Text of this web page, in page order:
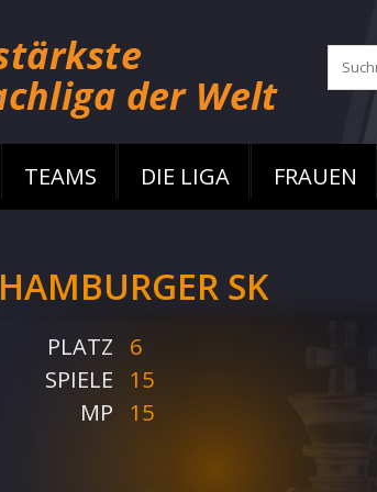
TEAMS DIE LIGA FRAUEN
HAMBURGER SK
PLATZ
6
SPIELE
15
MP
15